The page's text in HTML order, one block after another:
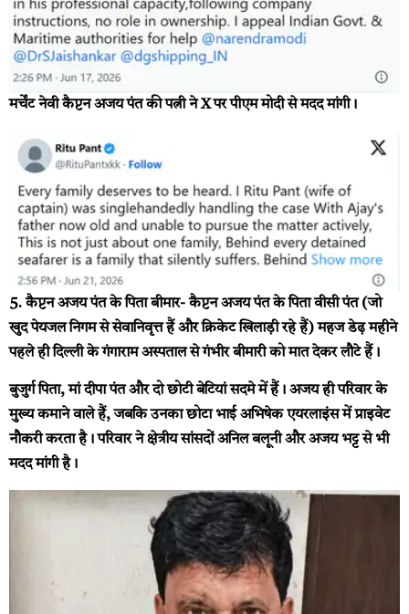
मर्चेंट नेवी कैप्टन अजय पंत की पत्नी ने X पर पीएम मोदी से मदद मांगी।
5. कैप्टन अजय पंत के पिता बीमार-कैप्टन अजय पंत के पिता वीसी पंत (जो
खुद पेयजल निगम से सेवानिवृत्त हैं और क्रिकेट खिलाड़ी रहे हैं) महज डेढ़ महीने
पहले ही दिल्ली के गंगाराम अस्पताल से गंभीर बीमारी को मात देकर लौटे हैं।
बुजुर्ग पिता, मां दीपा पंत और दो छोटी बेटियां सदमे में हैं। अजय ही परिवार के
मुख्य कमाने वाले हैं, जबकि उनका छोटा भाई अभिषेक एयरलाइंस में प्राइवेट
नौकरी करता है। परिवार ने क्षेत्रीय सांसदों अनिल बलूनी और अजय भट्ट से भी
मदद मांगी है।